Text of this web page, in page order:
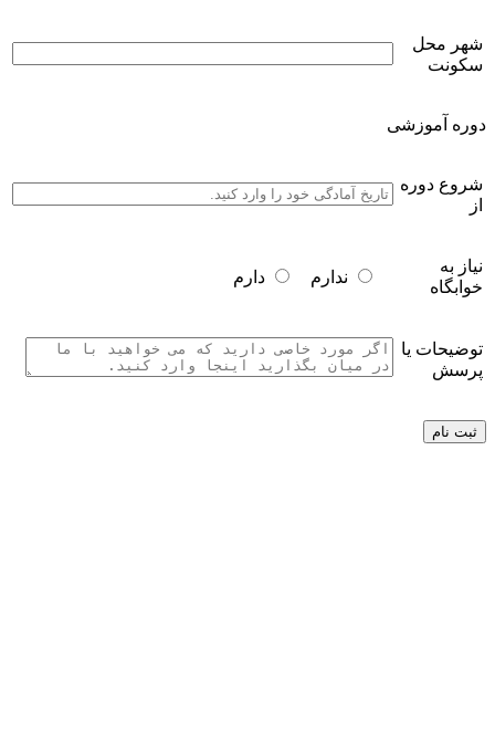
شهر محل
سکونت
دوره آموزشی
شروع دوره
از
نیاز به
خوابگاه
ندارم دارم
توضیحات یا
پرسش